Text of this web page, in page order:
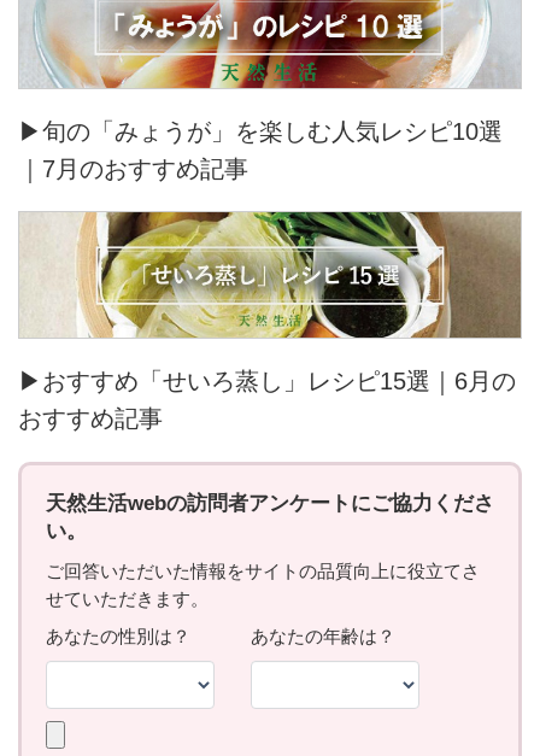
▶旬の「みょうが」を楽しむ人気レシピ10選
｜7月のおすすめ記事
▶おすすめ「せいろ蒸し」レシピ15選｜6月の
おすすめ記事